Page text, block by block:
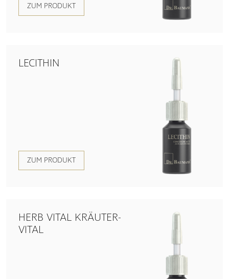
ZUM PRODUKT
LECITHIN
ZUM PRODUKT
HERB VITAL KRÄUTER-
VITAL